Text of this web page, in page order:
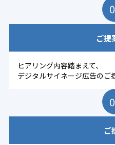
ご提
ヒアリング内容踏まえて、
デジタルサイネージ広告のご
ご